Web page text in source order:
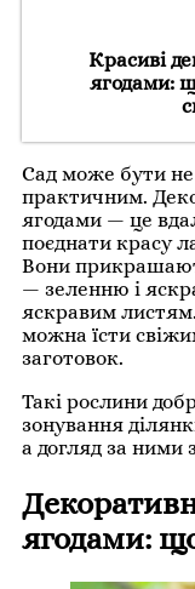
Красиві
ягодами:
Сад може бути
практичним.
ягодами — це
поєднати красу
Вони
— зеленню і
яскравим
можна їсти
заготовок.
Такі рослини
зонування
а догляд за ними
ягодами: